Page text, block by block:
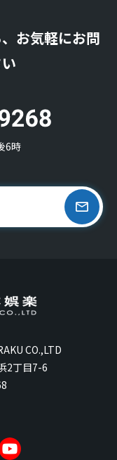
お気軽にお問
6時
CO.,LTD
2丁目7-6